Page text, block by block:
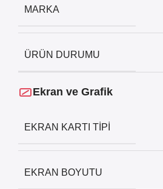
MARKA
ÜRÜN DURUMU
Ekran ve Grafik
EKRAN KARTI TIPI
EKRAN BOYUTU